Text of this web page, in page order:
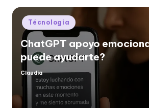
Posted
in
Técnologia
ChatGPT apoyo
puede ayudarte?
Posted
Claudia